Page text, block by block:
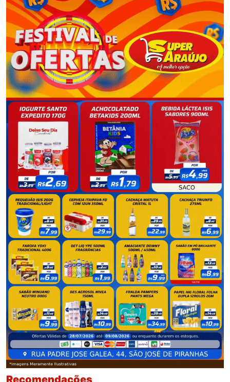
Recomendações